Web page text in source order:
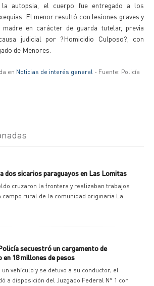
la autopsia, el cuerpo fue entregado a los
El menor resultó con lesiones graves y
en carácter de guarda tutelar, previa
judicial por ?Homicidio Culposo?, con
de Menores.
en Noticias de interés general - Fuente: Policía
dos sicarios paraguayos en Las Lomitas
cruzaron la frontera y realizaban trabajos
campo rural de la comunidad originaria La
secuestró un cargamento de
18 millones de pesos
vehículo y se detuvo a su conductor; el
a disposición del Juzgado Federal N° 1 con